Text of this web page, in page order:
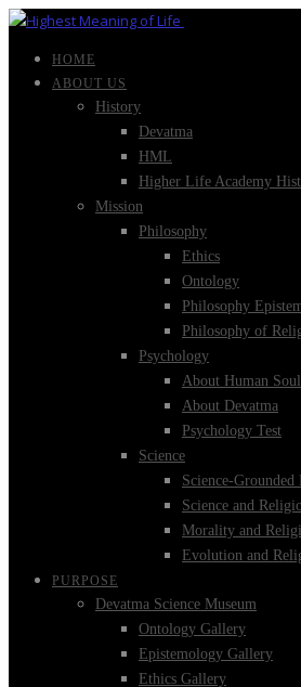
HOME
ABOUT US
History
Devatma
HML
Higher Life Academy
Mission
Philosophy
Ethics
Ontology
Philosophy
Philosophy of
Psychology
About Human Soul
About Devatma
Psychology Test
Science
Science-Grounded
Science and
Morality and
Evolution and
PURPOSE
Devatma Science Museum
Ontology Gallery
Epistemology Gallery
Ethics Gallery